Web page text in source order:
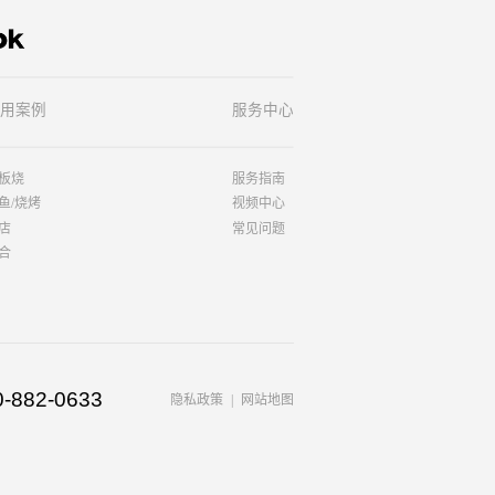
案例
烧
/烧烤
服务中心
服务指南
视频中心
常见问题
882-0633 隐私政策 网站地图